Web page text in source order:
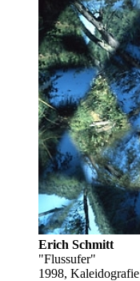
Erich Schmitt
"Flussufer"
1998, Kaleidografie